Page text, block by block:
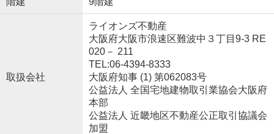
取扱会社
ライオンズ不動産
大阪府大阪市浪速区難波中３丁目9-3 RE
020－ 211
TEL:06-4394-8333
大阪府知事 (1) 第062083号
公益法人 全国宅地建物取引業協会大阪府
本部
公益法人 近畿地区不動産公正取引協議会
加盟